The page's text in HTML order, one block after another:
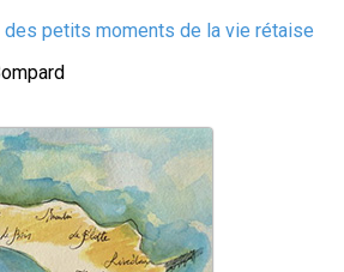
des petits moments de la vie rétaise